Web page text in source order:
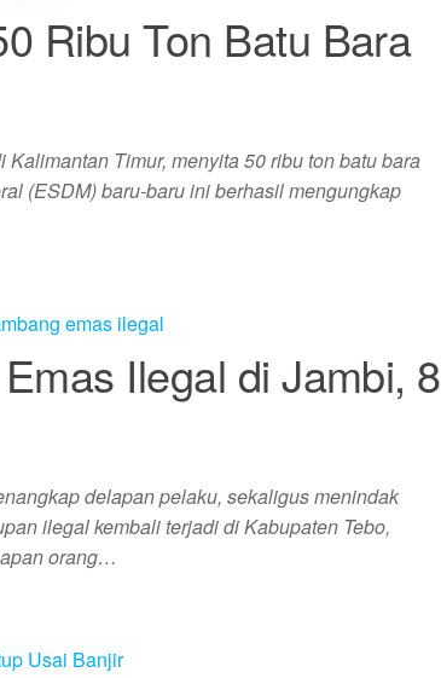
Ribu Ton Batu Bara
Timur, menyita 50 ribu ton batu bara
(ESDM) baru-baru ini berhasil mengungkap
Ilegal di Jambi, 8
delapan pelaku, sekaligus menindak
ilegal kembali terjadi di Kabupaten Tebo,
orang…